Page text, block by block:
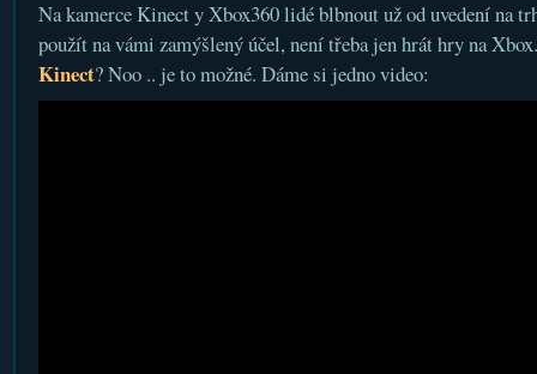
Na kamerce Kinect y Xbox360 lidé blbnout už od uvedení na
použít na vámi zamýšlený účel, není třeba jen hrát hry na
Kinect? Noo .. je to možné. Dáme si jedno video: